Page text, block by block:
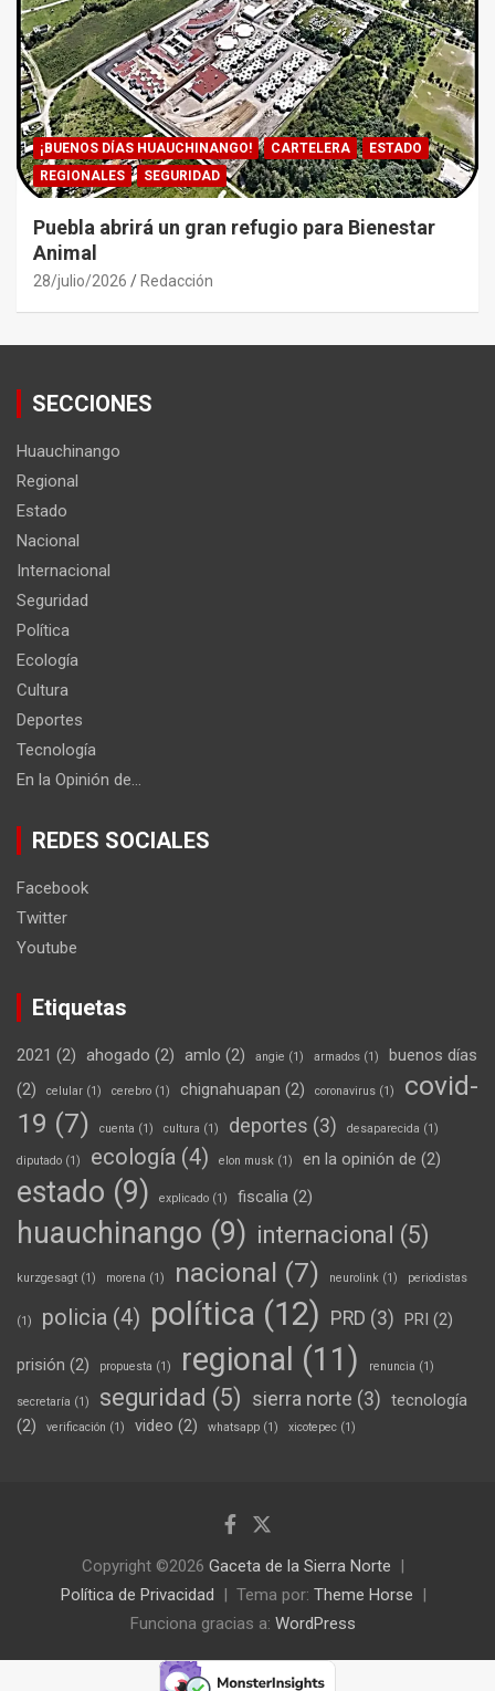
¡BUENOS DÍAS HUAUCHINANGO! CARTELERA
ESTADO
REGIONALES
SEGURIDAD
Puebla abrirá un gran refugio para Bienestar
Animal
28/julio/2026 Redacción
SECCIONES
Huauchinango
Regional
Estado
Nacional
Internacional
Seguridad
Política
Ecología
Cultura
Deportes
Tecnología
En la Opinión de…
REDES SOCIALES
Facebook
Twitter
Youtube
Etiquetas
2021 (2) ahogado (2) amlo (2) angie (1) armados (1)
buenos días
(2)
celular (1) cerebro (1) chignahuapan (2) coronavirus (1)
covid-
19 (7) cuenta (1) cultura (1) deportes (3) desaparecida (1)
diputado (1) ecología (4) elon musk (1) en la opinión de (2)
estado (9) explicado (1) fiscalia (2)
huauchinango (9) internacional (5)
kurzgesagt (1) morena (1) nacional (7) neurolink (1) periodistas
(1) policia (4) política (12) PRD (3) PRI (2)
prisión (2) propuesta (1) regional (11) renuncia (1)
secretaría (1) seguridad (5) sierra norte (3) tecnología
(2)
verificación (1) video (2) whatsapp (1) xicotepec (1)
Copyright ©2026 Gaceta de la Sierra Norte
Política de Privacidad
Tema por: Theme Horse
Funciona gracias a: WordPress